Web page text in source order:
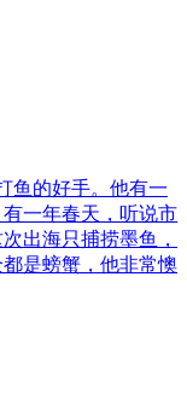
鱼的好手。他有一
一年春天，听说市
出海只捕捞墨鱼，
是螃蟹，他非常懊